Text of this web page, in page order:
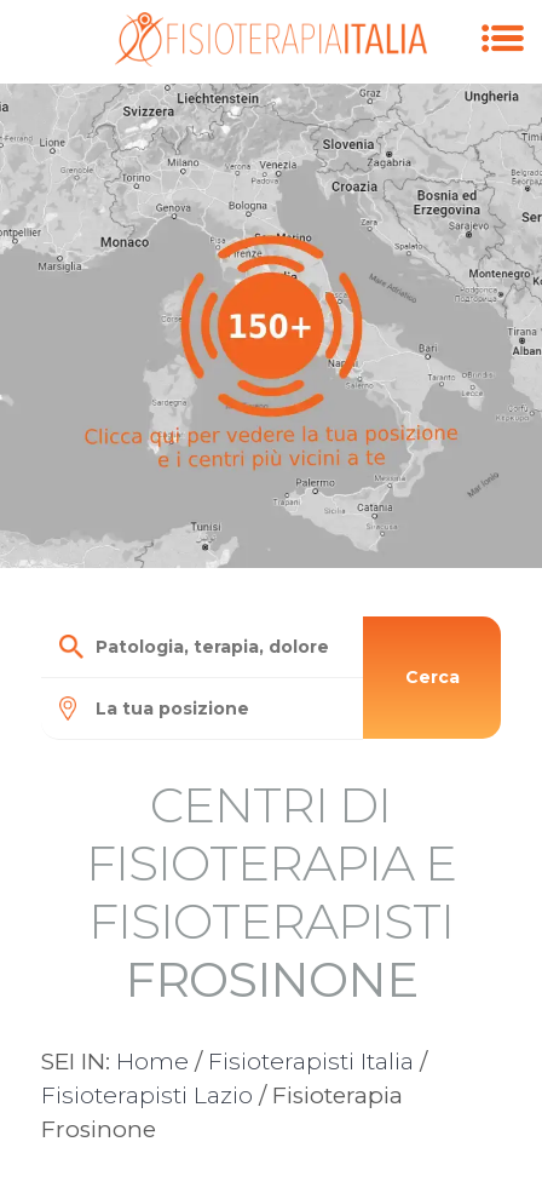
Cerca
CENTRI DI
FISIOTERAPIA E
FISIOTERAPISTI
FROSINONE
SEI IN: Home / Fisioterapisti Italia /
Fisioterapisti Lazio / Fisioterapia
Frosinone